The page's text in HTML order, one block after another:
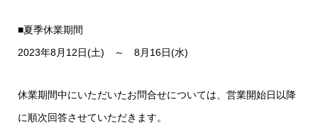
■夏季休業期間
2023年8月12日(土) ～ 8月16日(水)
休業期間中にいただいたお問合せについては、営業開始日以降
に順次回答させていただきます。